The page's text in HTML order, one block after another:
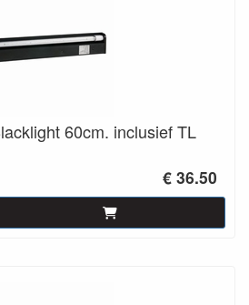
60cm. inclusief TL
€ 36.50